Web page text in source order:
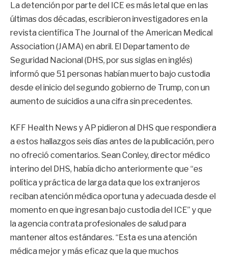
La detención por parte del ICE es más letal que en las
últimas dos décadas, escribieron investigadores en la
revista científica The Journal of the American Medical
Association (JAMA) en abril. El Departamento de
Seguridad Nacional (DHS, por sus siglas en inglés)
informó que 51 personas habían muerto bajo custodia
desde el inicio del segundo gobierno de Trump, con un
aumento de suicidios a una cifra sin precedentes.
KFF Health News y AP pidieron al DHS que respondiera
a estos hallazgos seis días antes de la publicación, pero
no ofreció comentarios. Sean Conley, director médico
interino del DHS, había dicho anteriormente que “es
política y práctica de larga data que los extranjeros
reciban atención médica oportuna y adecuada desde el
momento en que ingresan bajo custodia del ICE” y que
la agencia contrata profesionales de salud para
mantener altos estándares. “Esta es una atención
médica mejor y más eficaz que la que muchos